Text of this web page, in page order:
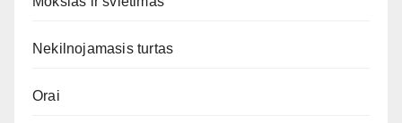
Nekilnojamasis turtas
Orai